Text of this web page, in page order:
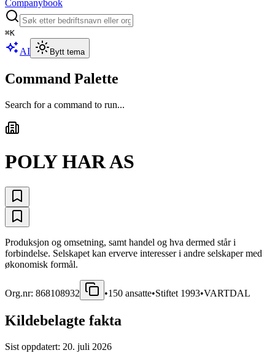
Companybook
⌘K
AI Bytt tema
Command Palette
Search for a command to run...
POLY HAR AS
Produksjon og omsetning, samt handel og hva dermed står i
forbindelse. Selskapet kan erverve interesser i andre selskaper med
økonomisk formål.
Org.nr: 868108932 •150 ansatte•Stiftet 1993•VARTDAL
Kildebelagte fakta
Sist oppdatert: 20. juli 2026